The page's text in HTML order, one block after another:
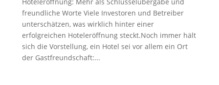
freundliche Worte Viele Investoren und Betreiber
unterschätzen, was wirklich hinter einer
erfolgreichen Hoteleröffnung steckt.Noch immer hält
sich die Vorstellung, ein Hotel sei vor allem ein Ort
der Gastfreundschaft:...